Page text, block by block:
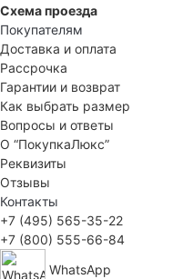
Схема проезда
Покупателям
Доставка и оплата
Рассрочка
Гарантии и возврат
Как выбрать размер
Вопросы и ответы
О “ПокупкаЛюкс”
Реквизиты
Отзывы
Контакты
+7 (495) 565-35-22
+7 (800) 555-66-84
WhatsApp